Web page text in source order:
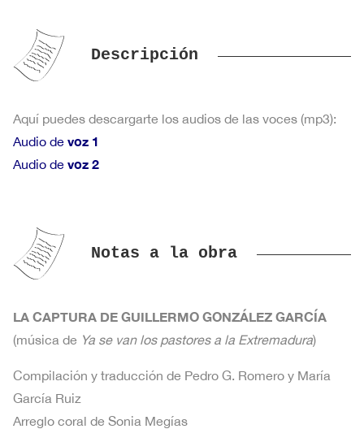
Descripción
Aquí puedes descargarte los audios de las voces (mp3):
Audio de voz 1
Audio de voz 2
Notas a la obra
LA CAPTURA DE GUILLERMO GONZÁLEZ GARCÍA
(música de Ya se van los pastores a la Extremadura)
Compilación y traducción de Pedro G. Romero y María
García Ruiz
Arreglo coral de Sonia Megías